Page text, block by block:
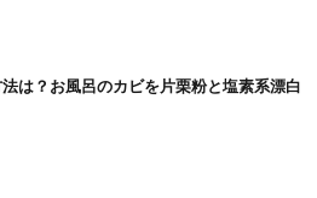
は？お風呂のカビを片栗粉と塩素系漂白